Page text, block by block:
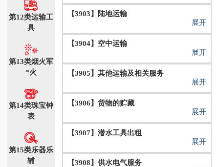
第12类运输工
具
第13类烟火军
*火
第14类珠宝钟
表
第15类乐器乐
辅
【3903】陆地运输
展开
【3904】空中运输
展开
【3905】其他运输及相关服务
展开
【3906】货物的贮藏
展开
【3907】潜水工具出租
展开
【3908】供水电气服务